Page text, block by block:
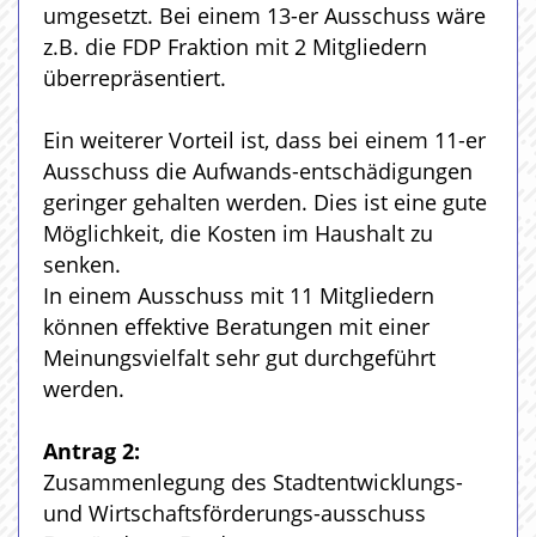
umgesetzt. Bei einem 13-er Ausschuss wäre
z.B. die FDP Fraktion mit 2 Mitgliedern
überrepräsentiert.
Ein weiterer Vorteil ist, dass bei einem 11-er
Ausschuss die Aufwands-entschädigungen
geringer gehalten werden. Dies ist eine gute
Möglichkeit, die Kosten im Haushalt zu
senken.
In einem Ausschuss mit 11 Mitgliedern
können effektive Beratungen mit einer
Meinungsvielfalt sehr gut durchgeführt
werden.
Antrag 2:
Zusammenlegung des Stadtentwicklungs-
und Wirtschaftsförderungs-ausschuss